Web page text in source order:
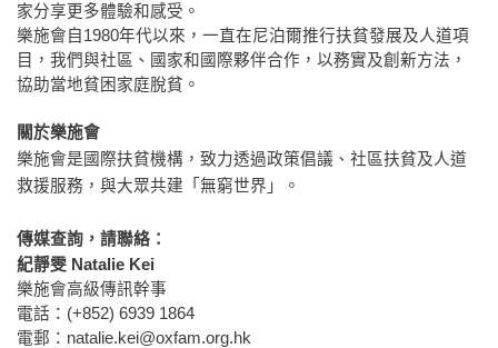
家分享更多體驗和感受。
樂施會自 1980年代以來，一直在尼泊爾推行扶貧發展及人道項
目，我們與社區、國家和國際夥伴合作，以務實及創新方法，
協助當地貧困家庭脫貧。
關於樂施會
樂施會是國際扶貧機構，致力透過政策倡議、社區扶貧及人道
救援服務，與大眾共建「無窮世界」。
傳媒查詢，請聯絡：
紀靜雯 Natalie Kei
樂施會高級傳訊幹事
電話： (+852) 6939 1864
電郵： natalie.kei@oxfam.org.hk